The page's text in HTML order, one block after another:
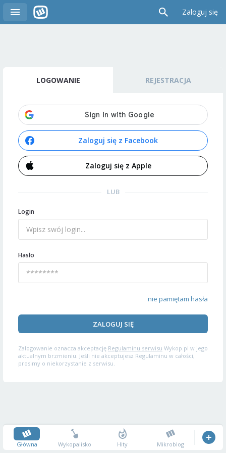
Zaloguj się
LOGOWANIE REJESTRACJA
Zaloguj się z Facebook
Zaloguj się z Apple
LUB
Login
Hasło
nie pamiętam hasła
ZALOGUJ SIĘ
Zalogowanie oznacza akceptację Regulaminu serwisu Wykop.pl w jego
aktualnym brzmieniu. Jeśli nie akceptujesz Regulaminu w całości,
prosimy o niekorzystanie z serwisu.
Główna Wykopalisko Hity Mikroblog